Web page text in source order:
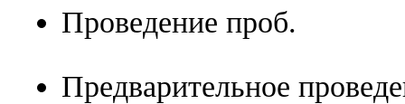
Проведение проб.
Предварительное